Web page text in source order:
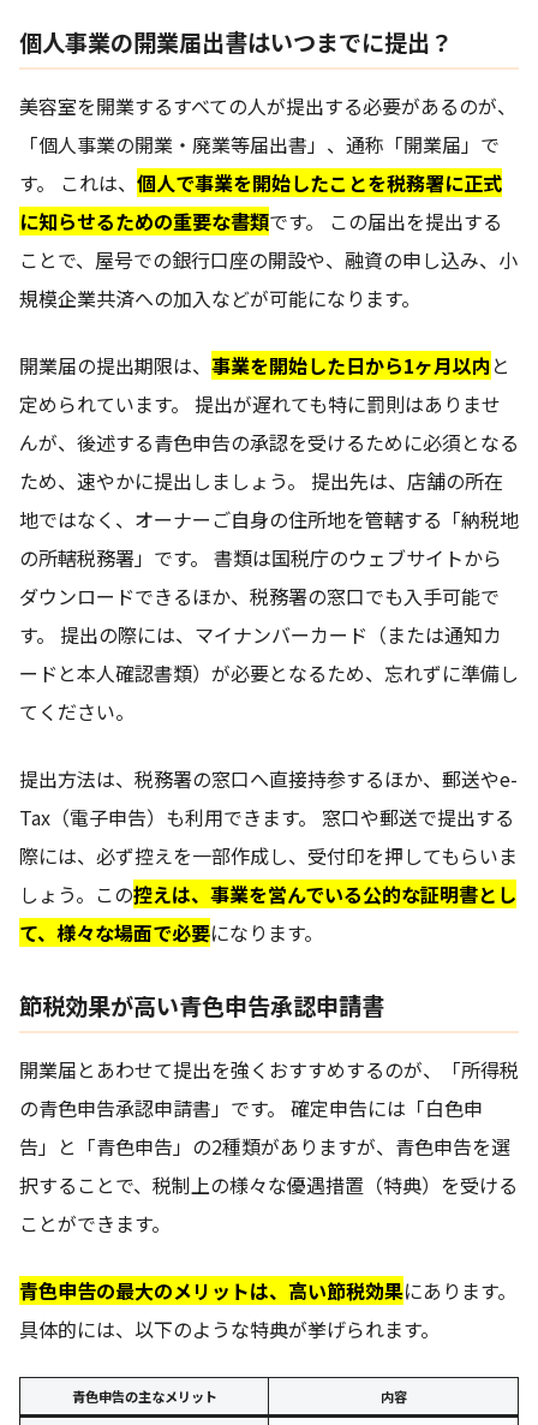
個人事業の開業届出書はいつまでに提出？
美容室を開業するすべての人が提出する必要があるのが、
「個人事業の開業・廃業等届出書」、通称「開業届」で
す。 これは、 個人で事業を開始したことを税務署に正式
に知らせるための重要な書類です。 この届出を提出する
ことで、屋号での銀行口座の開設や、融資の申し込み、小
規模企業共済への加入などが可能になります。
開業届の提出期限は、 事業を開始した日から1ヶ月以内 と
定められています。 提出が遅れても特に罰則はありませ
んが、後述する青色申告の承認を受けるために必須となる
ため、速やかに提出しましょう。 提出先は、店舗の所在
地ではなく、オーナーご自身の住所地を管轄する「納税地
の所轄税務署」です。 書類は国税庁のウェブサイトから
ダウンロードできるほか、税務署の窓口でも入手可能で
す。 提出の際には、マイナンバーカード（または通知カ
ードと本人確認書類）が必要となるため、忘れずに準備し
てください。
提出方法は、税務署の窓口へ直接持参するほか、郵送やe-
Tax（電子申告）も利用できます。 窓口や郵送で提出する
際には、必ず控えを一部作成し、受付印を押してもらいま
しょう。この控えは、事業を営んでいる公的な証明書とし
て、様々な場面で必要になります。
節税効果が高い青色申告承認申請書
開業届とあわせて提出を強くおすすめするのが、「所得税
の青色申告承認申請書」です。 確定申告には「白色申
告」と「青色申告」の2種類がありますが、青色申告を選
択することで、税制上の様々な優遇措置（特典）を受ける
ことができます。
青色申告の最大のメリットは、高い節税効果にあります。
具体的には、以下のような特典が挙げられます。
青色申告の主なメリット 内容